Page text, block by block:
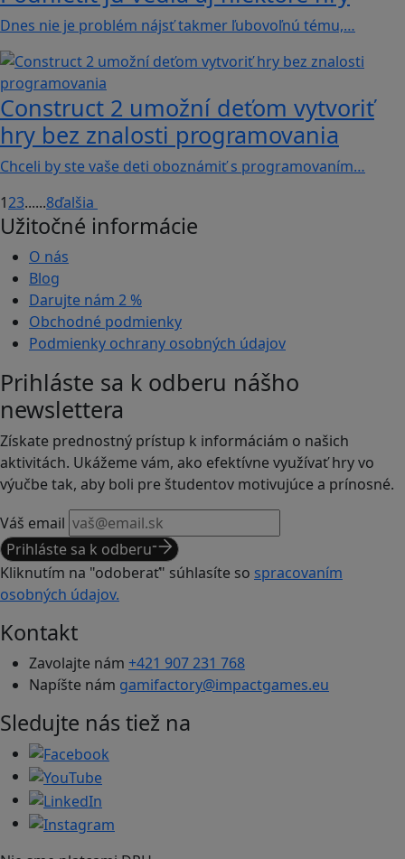
Dnes nie je problém nájsť takmer ľubovoľnú tému,…
Construct 2 umožní deťom vytvoriť
hry bez znalosti programovania
Chceli by ste vaše deti oboznámiť s programovaním…
123......8ďalšia
Užitočné informácie
O nás
Blog
Darujte nám 2 %
Obchodné podmienky
Podmienky ochrany osobných údajov
Prihláste sa k odberu nášho
newslettera
Získate prednostný prístup k informáciám o našich
aktivitách. Ukážeme vám, ako efektívne využívať hry vo
výučbe tak, aby boli pre študentov motivujúce a prínosné.
Váš email
Prihláste sa k odberu
Kliknutím na "odoberať" súhlasíte so spracovaním
osobných údajov.
Kontakt
Zavolajte nám +421 907 231 768
Napíšte nám gamifactory@impactgames.eu
Sledujte nás tiež na